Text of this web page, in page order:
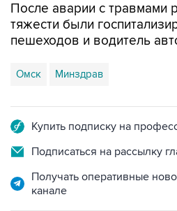
После аварии с травмами
тяжести были
пешеходов и водитель
Омск Минздрав
Купить подписку на
Подписаться на рассылку
Получать оперативные
канале